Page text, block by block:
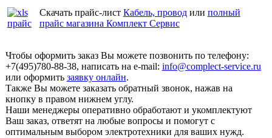
Скачать прайс-лист Кабель, проводили полный
прайс магазина Комплект Сервис
Чтобы оформить заказ Вы можете позвонить по телефону:
+7(495)780-88-38, написать на e-mail: info@complect-service.ru
или оформить заявку онлайн.
Также Вы можете заказать обратный звонок, нажав на
кнопку в правом нижнем углу.
Наши менеджеры оперативно обработают и укомплектуют
Ваш заказ, ответят на любые вопросы и помогут с
оптимальным выбором электротехники для ваших нужд.